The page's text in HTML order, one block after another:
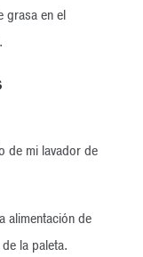
grasa en el
de mi lavador de
alimentación de
la paleta.